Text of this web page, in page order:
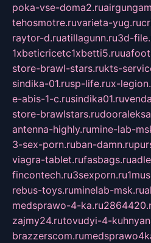
poka-vse-doma2.ru
tehosmotre.ruvarieta-yug.ru
raytor-d.ruatillagunn.ru3d-
1xbeticricetc1xbetti5.ru
store-brawl-stars.rukts-
sindika-01.rusp-life.rux-
e-abis-1-c.rusindika01.ru
store-brawlstars.ru
antenna-highly.rumine-lab-
3-sex-porn.ruban-damn.ru
viagra-tablet.rufasbags.ru
fincontech.ru3sexporn.ru
rebus-toys.ruminelab-msk.ru
medsprawo-4-ka.ru
zajmy24.rutovudyi-4-
brazzerscom.ru